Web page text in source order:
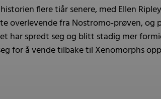
flere tiår senere, med Ellen
overlevende fra Nostromo-prøven,
har spredt seg og blitt stadig mer
for å vende tilbake til Xenomorphs